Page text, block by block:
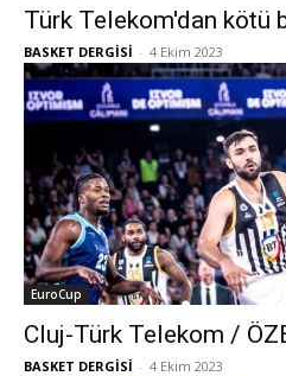
Türk Telekom'dan kötü
BASKET DERGİSİ - 4 Ekim 2023
EuroCup
Cluj-Türk Telekom /
BASKET DERGİSİ - 4 Ekim 2023